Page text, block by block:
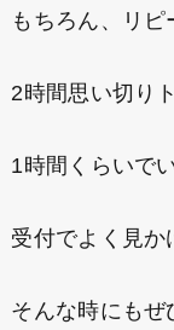
もちろん、リピ
2時間思い切り
1時間くらいで
受付でよく見か
そんな時にもぜ